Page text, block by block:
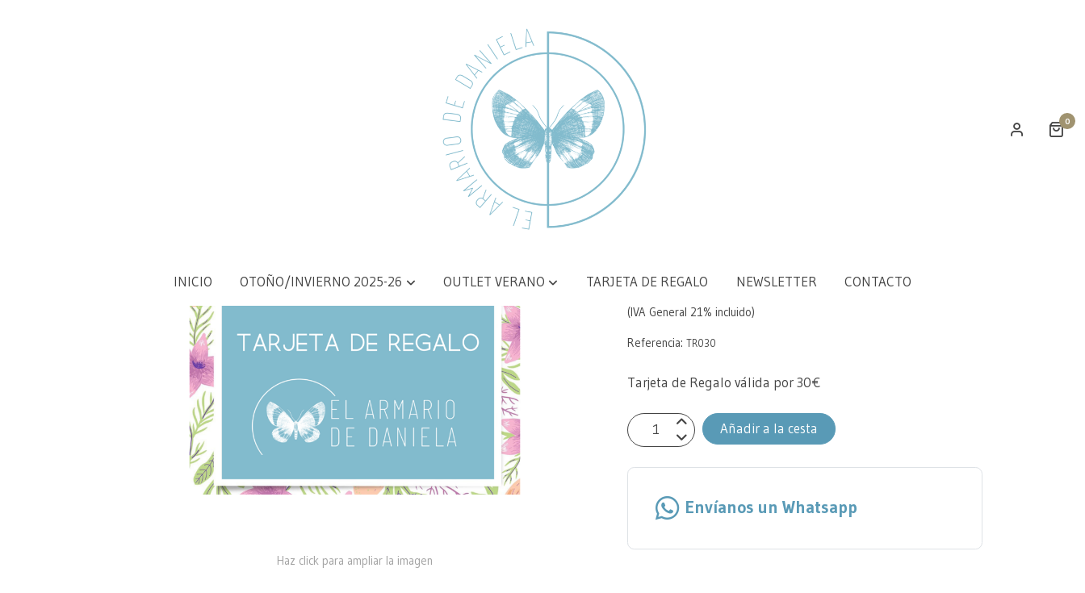
0
INICIO OTOÑO/INVIERNO 2025-26 OUTLET VERANO TARJETA DE REGALO NEWSLETTER CONTACTO
Haz click para ampliar la imagen
30,00 €
(IVA General 21% incluido)
Referencia:TR030
Tarjeta de Regalo válida por 30€
Añadir a la cesta
Envíanos un Whatsapp